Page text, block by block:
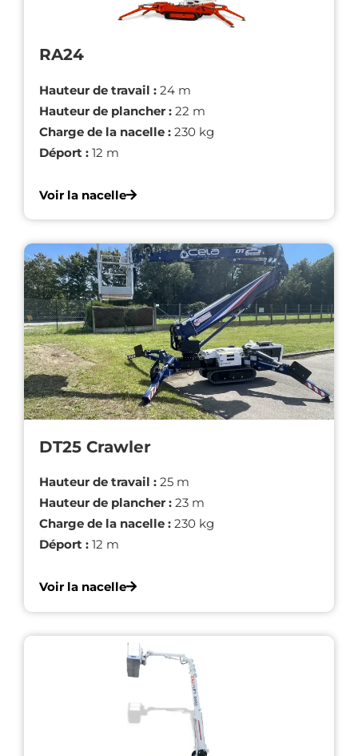
RA24
Hauteur de travail : 24 m
Hauteur de plancher : 22 m
Charge de la nacelle : 230 kg
Déport : 12 m
Voir la nacelle
DT25 Crawler
Hauteur de travail : 25 m
Hauteur de plancher : 23 m
Charge de la nacelle : 230 kg
Déport : 12 m
Voir la nacelle